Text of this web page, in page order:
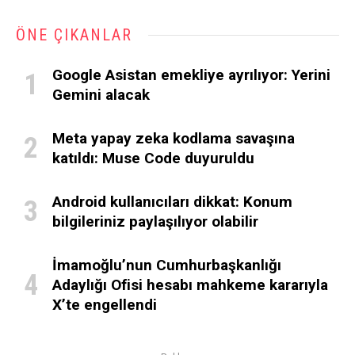
ÖNE ÇIKANLAR
Google Asistan emekliye ayrılıyor: Yerini
Gemini alacak
Meta yapay zeka kodlama savaşına
katıldı: Muse Code duyuruldu
Android kullanıcıları dikkat: Konum
bilgileriniz paylaşılıyor olabilir
İmamoğlu’nun Cumhurbaşkanlığı
Adaylığı Ofisi hesabı mahkeme kararıyla
X’te engellendi